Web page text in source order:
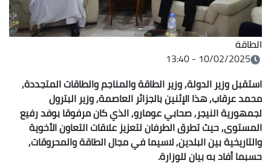
الطاقة
10/02/2025 - 13:40
استقبل وزير الدولة, وزير الطاقة والمناجم والطاقات المتجددة,
محمد عرقاب, هذا الإثنين بالجزائر العاصمة, وزير البترول
لجمهورية النيجر, صحابي عومارو, الذي كان مرفوقا بوفد رفيع
المستوى, حيث تطرق الطرفان لتعزيز علاقات التعاون الأخوية
والتاريخية بين البلدين, لاسيما في مجال الطاقة والمحروقات,
حسبما أفاد به بيان للوزارة.